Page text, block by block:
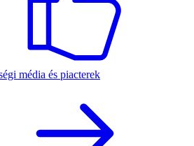
média és piacterek